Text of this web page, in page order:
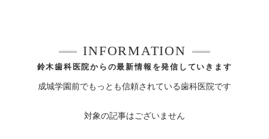
INFORMATION
鈴木歯科医院からの最新情報を発信していきます
成城学園前でもっとも信頼されている歯科医院です
対象の記事はございません